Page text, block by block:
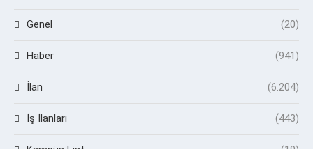
Genel (20)
Haber (941)
İlan (6.204)
İş İlanları (443)